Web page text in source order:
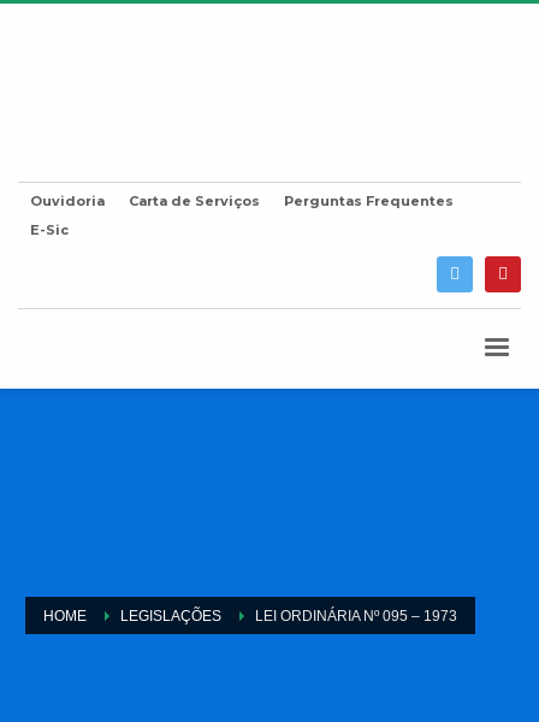
Ouvidoria Carta de Serviços
Perguntas Frequentes
E-Sic
HOME LEGISLAÇÕES LEI ORDINÁRIA Nº 095 – 1973